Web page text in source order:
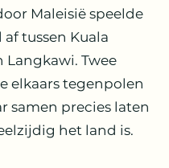
Maleisië speelde
tussen Kuala
Langkawi. Twee
elkaars tegenpolen
samen precies laten
het land is.